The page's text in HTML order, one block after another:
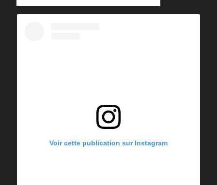
Voir cette publication sur Instagram